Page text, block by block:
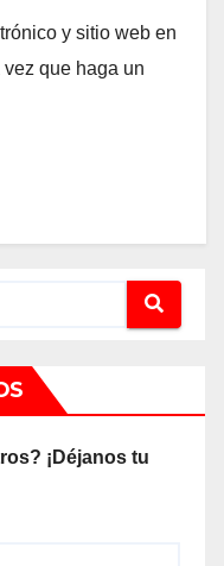
y sitio web en
que haga un
¡Déjanos tu